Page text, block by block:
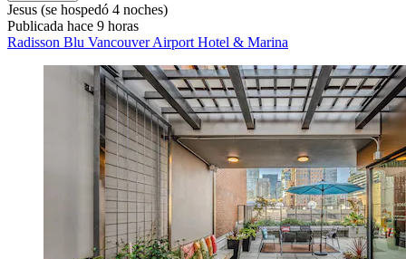
Jesus (se hospedó 4 noches)
Publicada hace 9 horas
Radisson Blu Vancouver Airport Hotel & Marina